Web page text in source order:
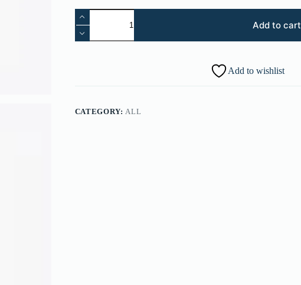
Faucibus
Interdum
quantity
Add to cart
Add to wishlist
CATEGORY:ALL